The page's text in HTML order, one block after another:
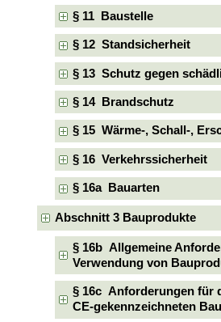
§ 11 Baustelle
§ 12 Standsicherheit
§ 13 Schutz gegen
§ 14 Brandschutz
§ 15 Wärme-, Schall-,
§ 16 Verkehrssicherheit
§ 16a Bauarten
Abschnitt 3 Bauprodukte
§ 16b Allgemeine
Verwendung von
§ 16c Anforderungen für
CE-gekennzeichneten